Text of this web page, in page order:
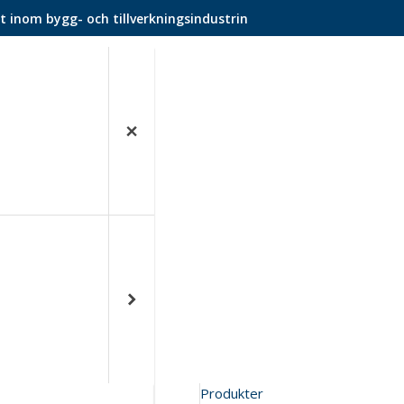
inom bygg- och tillverkningsindustrin
Produkter